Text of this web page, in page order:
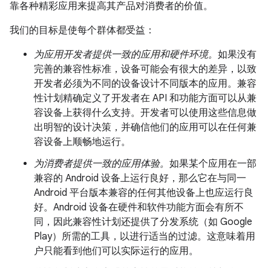
靠各种精彩应用来提高其产品对消费者的价值。
我们的目标是使每个群体都受益：
为应用开发者提供一致的应用和硬件环境。 如果没有
完善的兼容性标准，设备可能会有很大的差异，以致
开发者必须为不同的设备设计不同版本的应用。兼容
性计划精确定义了开发者在 API 和功能方面可以从兼
容设备上获得什么支持。开发者可以使用这些信息做
出明智的设计决策，并确信他们的应用可以在任何兼
容设备上顺畅地运行。
为消费者提供一致的应用体验。 如果某个应用在一部
兼容的 Android 设备上运行良好，那么它在与同一
Android 平台版本兼容的任何其他设备上也应运行良
好。Android 设备在硬件和软件功能方面会有所不
同，因此兼容性计划还提供了分发系统（如 Google
Play）所需的工具，以进行适当的过滤。这意味着用
户只能看到他们可以实际运行的应用。